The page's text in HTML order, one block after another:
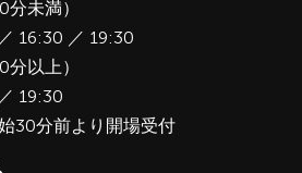
未満）
16:30 ／ 19:30
以上）
19:30
30分前より開場受付